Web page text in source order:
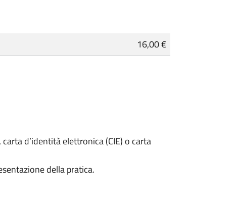
16,00 €
d’identità elettronica (CIE) o carta
della pratica.